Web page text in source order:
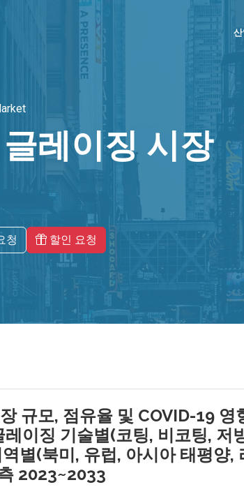
레이징 시장
청 할인 요청
규모, 점유율 및 COVID-19 영
이징 기술별(코팅, 비코팅, 저
별(북미, 유럽, 아시아 태평양,
2023~2033